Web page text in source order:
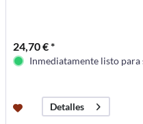
24,70 € *
Inmediatamente listo para
Detalles